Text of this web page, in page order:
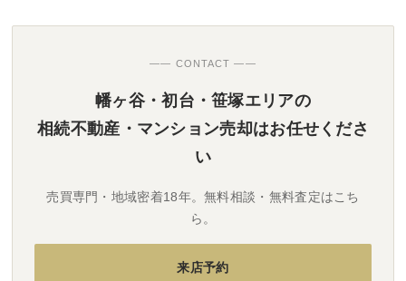
—— CONTACT ——
幡ヶ谷・初台・笹塚エリアの
相続不動産・マンション売却はお任せくださ
い
売買専門・地域密着18年。無料相談・無料査定はこち
ら。
来店予約